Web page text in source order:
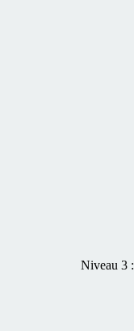
Niveau 3 :